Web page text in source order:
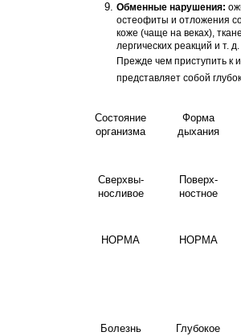
Обменные нарушения:
остеофиты и отло­жения
коже (чаще на веках),
лергических реакций и т. д.
Прежде чем приступить
представляет собой
Состояние
организма
Форма
дыхания
Сверхвы-
носливое
Поверх-
ностное
НОРМА
НОРМА
Болезнь
Глубокое